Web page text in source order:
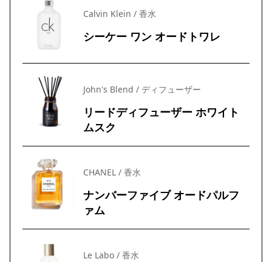
Calvin Klein / 香水
シーケー ワン オードトワレ
John's Blend / ディフューザー
リードディフューザー ホワイト
ムスク
CHANEL / 香水
ナンバーファイブ オードパルフ
ァム
Le Labo / 香水